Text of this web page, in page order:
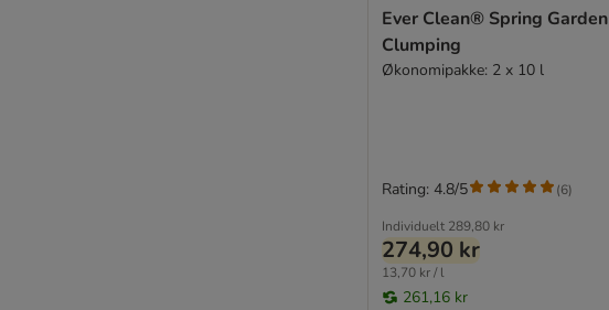
Ever Clean® Spring Garden
Clumping
Økonomipakke: 2 x 10 l
Individuelt 289,80 kr
274,90 kr
13,70 kr / l
261,16 kr
Rating: 4.8/5 (6)